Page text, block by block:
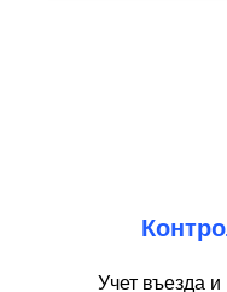
Учет въезда